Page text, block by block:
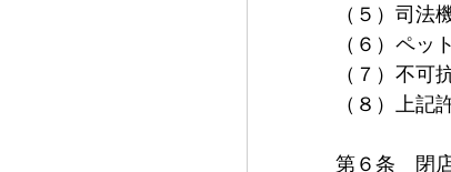
（５）司法
（６）ペ
（７）不可
（８）上記
第６条　閉